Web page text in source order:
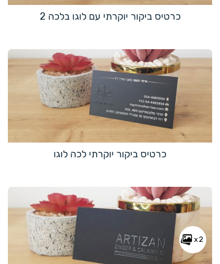
כרטיס ביקור יוקרתי עם לוגו בלכה 2
כרטיס ביקור יוקרתי לכה לוגו
x2